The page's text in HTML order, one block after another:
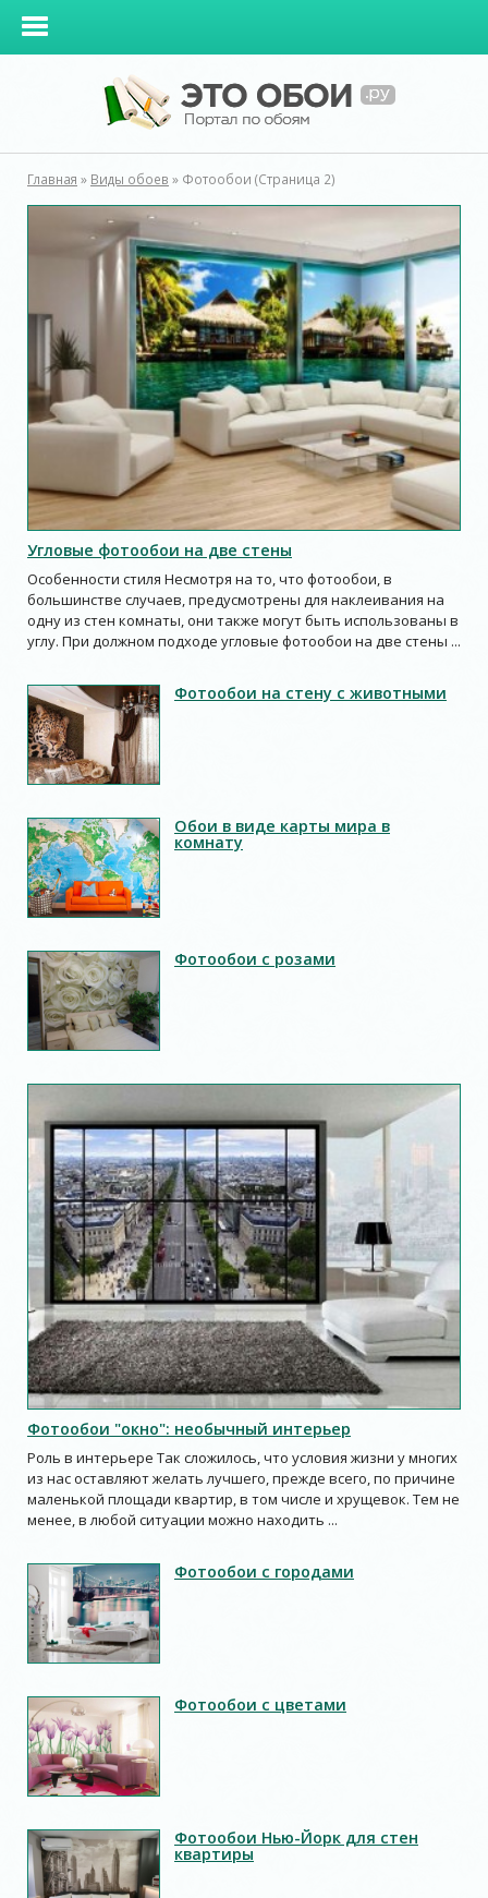
Главная » Виды обоев » Фотообои (Страница 2)
Угловые фотообои на две стены
Особенности стиля Несмотря на то, что фотообои, в
большинстве случаев, предусмотрены для наклеивания на
одну из стен комнаты, они также могут быть использованы в
углу. При должном подходе угловые фотообои на две стены ...
Фотообои на стену с животными
Обои в виде карты мира в
комнату
Фотообои с розами
Фотообои "окно": необычный интерьер
Роль в интерьере Так сложилось, что условия жизни у многих
из нас оставляют желать лучшего, прежде всего, по причине
маленькой площади квартир, в том числе и хрущевок. Тем не
менее, в любой ситуации можно находить ...
Фотообои с городами
Фотообои с цветами
Фотообои Нью-Йорк для стен
квартиры